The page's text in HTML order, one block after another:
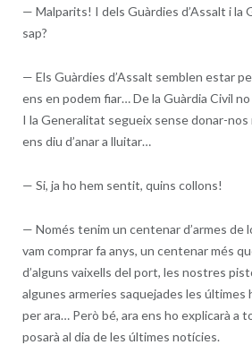
— Malparits! I dels Guàrdies d’Assalt i la
sap?
— Els Guàrdies d’Assalt semblen estar
ens en podem fiar… De la Guàrdia Civil
I la Generalitat segueix sense donar-nos
ens diu d’anar a lluitar…
— Si, ja ho hem sentit, quins collons!
— Només tenim un centenar d’armes de
vam comprar fa anys, un centenar més
d’alguns vaixells del port, les nostres
algunes armeries saquejades les últimes
per ara… Però bé, ara ens ho explicarà a
posarà al dia de les últimes notícies.